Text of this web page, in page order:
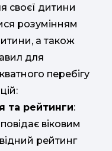
своєї дитини
розумінням
а також
для
перебігу
та рейтинги:
віковим
рейтинг